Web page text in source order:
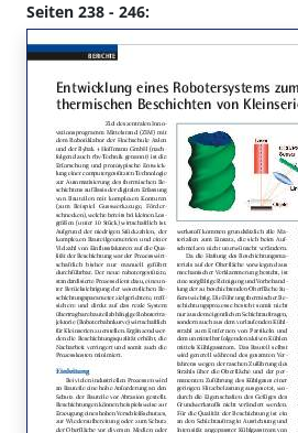
Seiten 238 - 246: